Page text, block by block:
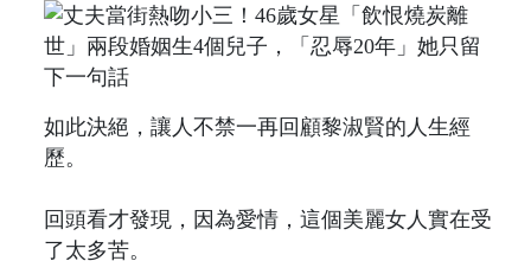
如此決絕，讓人不禁一再回顧黎淑賢的人生經
歷。
回頭看才發現，因為愛情，這個美麗女人實在受
了太多苦。